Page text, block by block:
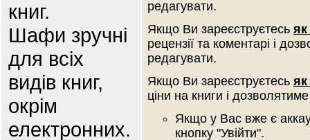
книг.
Шафи зручні
для всіх
видів книг,
окрім
електронних.
редагувати.
Якщо Ви зареєструєтесь
рецензії та коментарі і
редагувати.
Якщо Ви зареєструєтесь як
ціни на книги і
Якщо у Вас вже є
кнопку "Увійти".